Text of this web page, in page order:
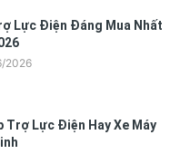
Lực Điện Đáng Mua Nhất
2026
Trợ Lực Điện Hay Xe Máy